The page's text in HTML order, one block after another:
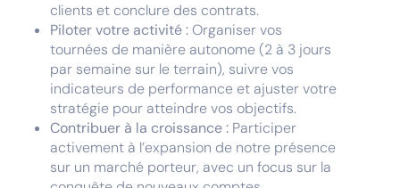
clients et conclure des contrats.
Piloter votre activité :Organiser vos
tournées de manière autonome (2 à 3 jours
par semaine sur le terrain), suivre vos
indicateurs de performance et ajuster votre
stratégie pour atteindre vos objectifs.
Contribuer à la croissance : Participer
activement à l’expansion de notre présence
sur un marché porteur, avec un focus sur la